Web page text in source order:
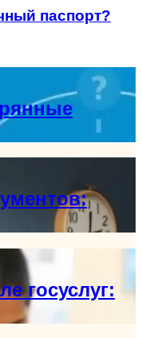
паспорт?
госуслуг: